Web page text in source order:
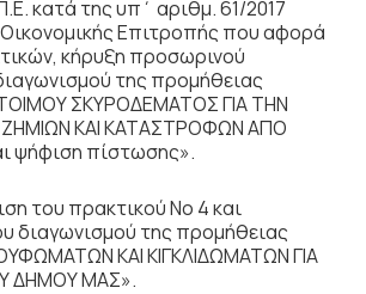
κατά της υπ΄ αριθμ. 61/2017
Επιτροπής που αφορά
κήρυξη προσωρινού
της προμήθειας
ΣΚΥΡΟΔΕΜΑΤΟΣ ΓΙΑ ΤΗΝ
ΚΑΙ ΚΑΤΑΣΤΡΟΦΩΝ ΑΠΟ
ψήφιση πίστωσης».
του πρακτικού Νο 4 και
διαγωνισμού της προμήθειας
ΚΑΙ ΚΙΓΚΛΙΔΩΜΑΤΩΝ ΓΙΑ
ΔΗΜΟΥ ΜΑΣ».